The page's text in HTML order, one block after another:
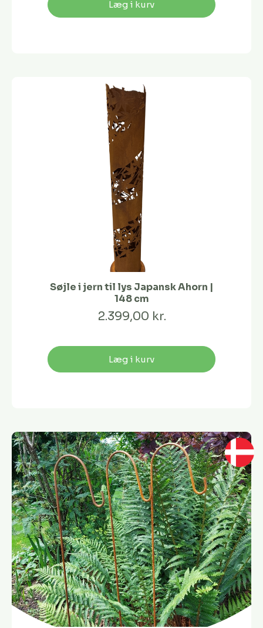
Læg i kurv
Søjle i jern til lys Japansk Ahorn |
148 cm
2.399,00 kr.
Læg i kurv